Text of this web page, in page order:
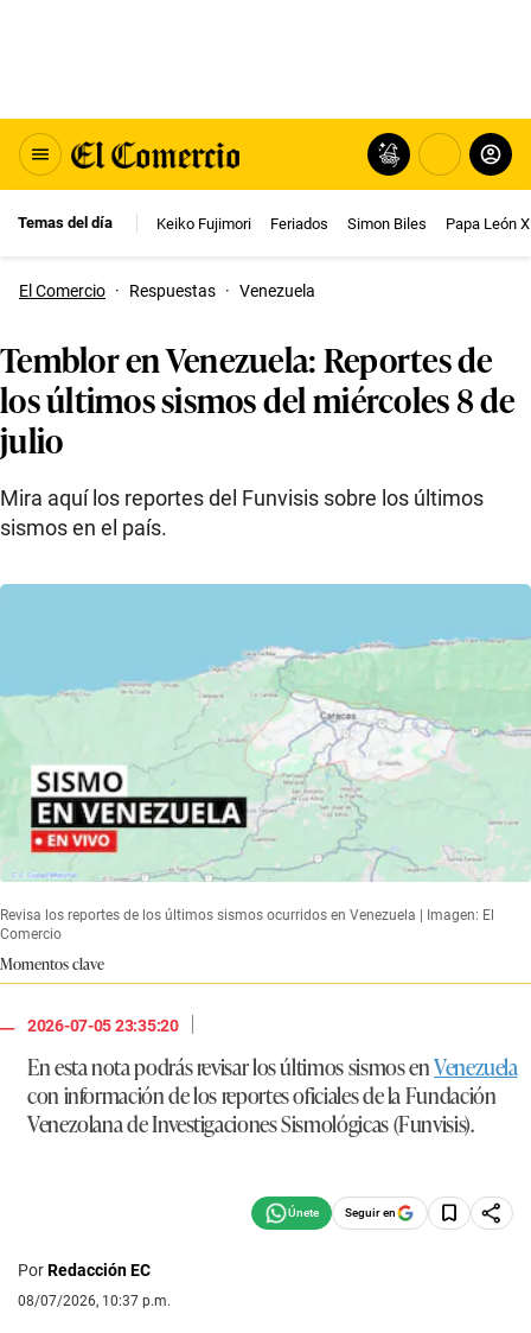
Temas del día Keiko Fujimori Feriados Simon Biles Papa León
El Comercio · Respuestas · Venezuela
Temblor en Venezuela: Reportes de
los últimos sismos del miércoles 8 de
julio
Mira aquí los reportes del Funvisis sobre los últimos
sismos en el país.
Revisa los reportes de los últimos sismos ocurridos en Venezuela | Imagen: El
Comercio
Momentos clave
2026-07-05 23:35:20
|
En esta nota podrás revisar los últimos sismos enVenezuela
con información de los reportes oficiales de laFundación
Venezolana de Investigaciones Sismológicas (Funvisis).
Seguir en
PorRedacción EC
08/07/2026, 10:37 p.m.